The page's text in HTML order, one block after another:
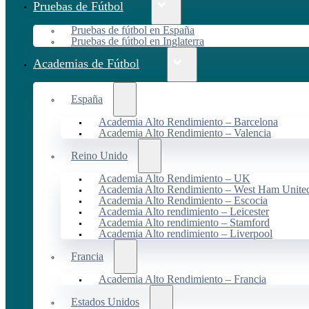
Pruebas de Fútbol
Pruebas de fútbol en España
Pruebas de fútbol en Inglaterra
Academias de Fútbol
España
Academia Alto Rendimiento – Barcelona
Academia Alto Rendimiento – Valencia
Reino Unido
Academia Alto Rendimiento – UK
Academia Alto Rendimiento – West Ham
Academia Alto Rendimiento – Escocia
Academia Alto rendimiento – Leicester
Academia Alto rendimiento – Stamford
Academia Alto rendimiento – Liverpool
Francia
Academia Alto Rendimiento – Francia
Estados Unidos